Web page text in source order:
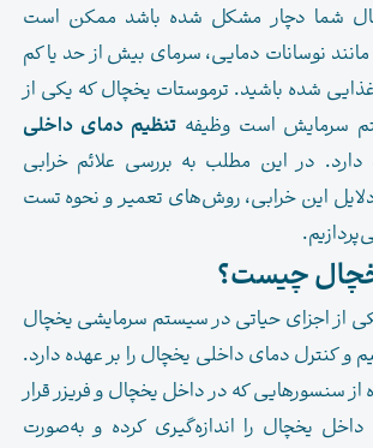
شما دچار مشکل شده باشد ممکن است
نوسانات دمایی، سرمای بیش از حد یا کم
شده باشید. ترموستات یخچال که یکی از
سرمایش است وظیفه تنظیم دمای داخلی
دارد. در این مطلب به بررسی علائم خرابی
این خرابی، روش‌های تعمیر و نحوه تست
چیست؟
از اجزای حیاتی در سیستم سرمایشی یخچال
و کنترل دمای داخلی یخچال را بر عهده دارد.
از سنسورهایی که در داخل یخچال و فریزر قرار
یخچال را اندازه‌گیری کرده و به‌صورت